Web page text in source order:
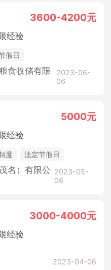
3600-4200元
经验
假日
食收储有限
2023-06-
06
5000元
经验
度
法定节假日
名）有限公 2023-05-
06
3000-4000元
经验
2023-04-06